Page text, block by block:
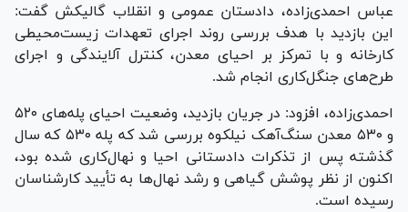
عباس احمدی‌زاده، دادستان عمومی و انقلاب گالیکش گفت:
این بازدید با هدف بررسی روند اجرای تعهدات زیست‌محیطی
کارخانه و با تمرکز بر احیای معدن، کنترل آلایندگی و اجرای
طرح‌های جنگل‌کاری انجام شد.
احمدی‌زاده، افزود: در جریان بازدید، وضعیت احیای پله‌های ۵۲۰
و ۵۳۰ معدن سنگ‌آهک نیلکوه بررسی شد که پله ۵۳۰ که سال
گذشته پس از تذکرات دادستانی احیا و نهال‌کاری شده بود،
اکنون از نظر پوشش گیاهی و رشد نهال‌ها به تأیید کارشناسان
رسیده است.